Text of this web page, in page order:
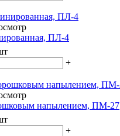
ПЛ-4
+
напылением, ПМ-27
+